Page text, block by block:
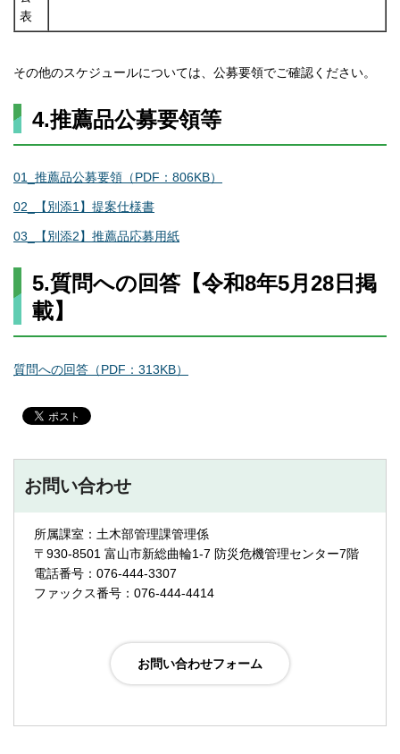
表
その他のスケジュールについては、公募要領でご確認ください。
4.推薦品公募要領等
01_推薦品公募要領（PDF：806KB）
02_【別添1】提案仕様書
03_【別添2】推薦品応募用紙
5.質問への回答【令和8年5月28日掲
載】
質問への回答（PDF：313KB）
お問い合わせ
所属課室：土木部管理課管理係
〒930-8501 富山市新総曲輪1-7 防災危機管理センター7階
電話番号：076-444-3307
ファックス番号：076-444-4414